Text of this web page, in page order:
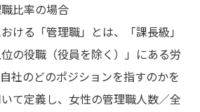
職比率の場合
ける「管理職」とは、「課長級」
の役職（役員を除く）」にある労
社のどのポジションを指すのかを
て定義し、女性の管理職人数／全